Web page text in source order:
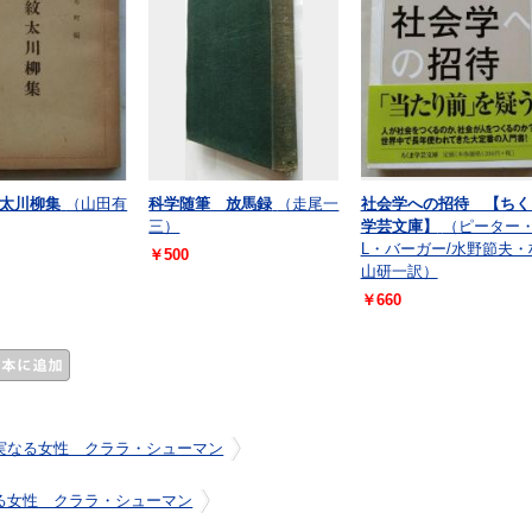
川柳集 （山田有 科学随筆 放馬録
（走尾一
三）
￥500
社会学への招待 【ち
学芸文庫】
（ピーター
L・バーガー/水野節夫・
山研一訳）
￥660
なる女性 クララ・シューマン
女性 クララ・シューマン